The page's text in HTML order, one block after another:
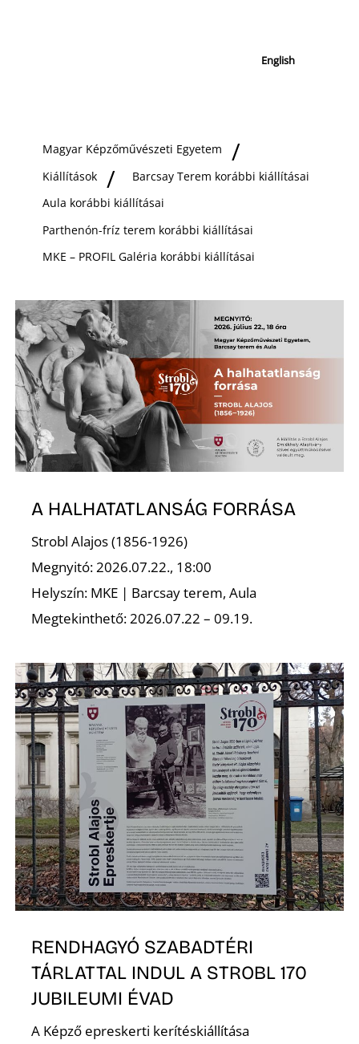
English
Magyar Képzőművészeti Egyetem
Kiállítások
Barcsay Terem korábbi kiállításai
Aula korábbi kiállításai
Parthenón-fríz terem korábbi kiállításai
MKE – PROFIL Galéria korábbi kiállításai
A HALHATATLANSÁG FORRÁSA
Strobl Alajos (1856-1926)
Megnyitó: 2026.07.22., 18:00
Helyszín: MKE | Barcsay terem, Aula
Megtekinthető: 2026.07.22 – 09.19.
RENDHAGYÓ SZABADTÉRI
TÁRLATTAL INDUL A STROBL 170
JUBILEUMI ÉVAD
A Képző epreskerti kerítéskiállítása